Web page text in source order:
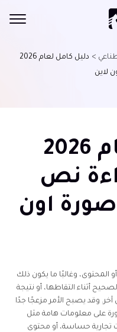
>
دليل كامل لعام 2026
لاين
دليل كامل لعام 2026
نص
اون
وغالبًا ما يكون ذلك
أثناء التقاطها، أو نتيجة
وقد يصبح الأمر مزعجًا جدًا
على معلومات هامة مثل
تجارية حساسة، أو محتوى